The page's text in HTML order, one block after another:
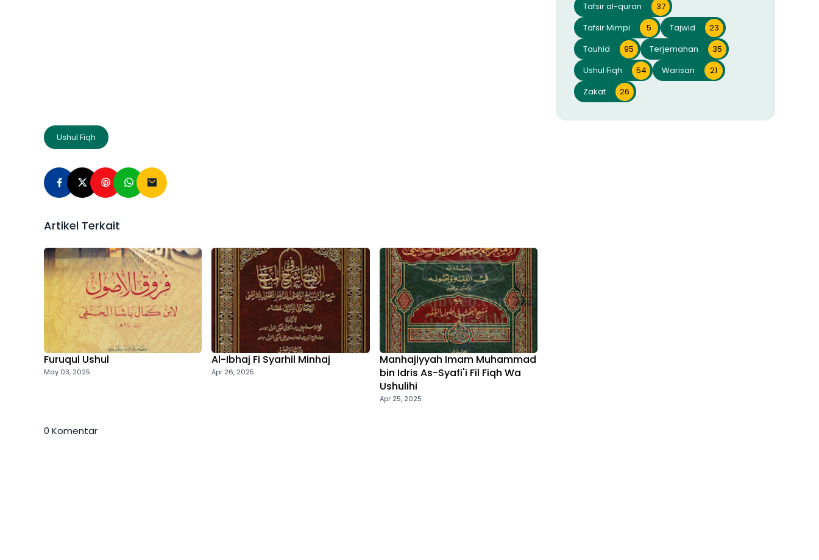
Ushul Fiqh
Artikel Terkait
Furuqul Ushul
May 03, 2025
Al-Ibhaj Fi Syarhil Minhaj
Apr 26, 2025
Manhajiyyah Imam Muhammad
bin Idris As-Syafi'i Fil Fiqh Wa
Ushulihi
Apr 25, 2025
0 Komentar
Tafsir al-quran
37
Tafsir Mimpi
5 Tajwid
23
Tauhid
95 Terjemahan
35
Ushul Fiqh
54 Warisan
21
Zakat
26